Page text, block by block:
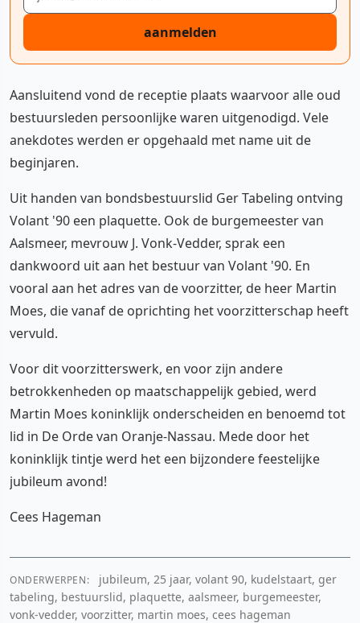
aanmelden
Aansluitend vond de receptie plaats waarvoor alle oud
bestuursleden persoonlijke waren uitgenodigd. Vele
anekdotes werden er opgehaald met name uit de
beginjaren.
Uit handen van bondsbestuurslid Ger Tabeling ontving
Volant '90 een plaquette. Ook de burgemeester van
Aalsmeer, mevrouw J. Vonk-Vedder, sprak een
dankwoord uit aan het bestuur van Volant '90. En
vooral aan het adres van de voorzitter, de heer Martin
Moes, die vanaf de oprichting het voorzitterschap heeft
vervuld.
Voor dit voorzitterswerk, en voor zijn andere
betrokkenheden op maatschappelijk gebied, werd
Martin Moes koninklijk onderscheiden en benoemd tot
lid in De Orde van Oranje-Nassau. Mede door het
koninklijk tintje werd het een bijzondere feestelijke
jubileum avond!
Cees Hageman
ONDERWERPEN:
jubileum, 25 jaar, volant 90, kudelstaart, ger
tabeling, bestuurslid, plaquette, aalsmeer, burgemeester,
vonk-vedder, voorzitter, martin moes, cees hageman